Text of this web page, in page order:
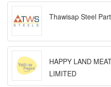
Thawisap Steel
HAPPY LAND
LIMITED